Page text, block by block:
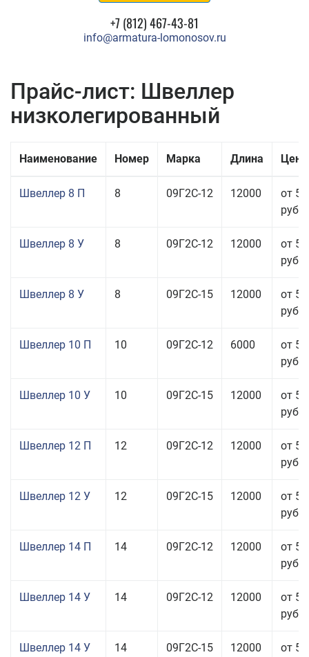
+7 (812) 467-43-81
info@armatura-lomonosov.ru
Прайс-лист: Швеллер
низколегированный
Наименование Номер Марка Длина Цена
Швеллер 8 П 8 09Г2С-12 12000
от
руб.
Швеллер 8 У 8 09Г2С-12 12000
от
руб.
Швеллер 8 У 8 09Г2С-15 12000
от
руб.
Швеллер 10 П 10 09Г2С-12 6000
от
руб.
Швеллер 10 У 10 09Г2С-15 12000
от
руб.
Швеллер 12 П 12 09Г2С-12 12000
от
руб.
Швеллер 12 У 12 09Г2С-15 12000
от
руб.
Швеллер 14 П 14 09Г2С-12 12000
от
руб.
Швеллер 14 У 14 09Г2С-12 12000
от
руб.
Швеллер 14 У 14 09Г2С-15 12000
от